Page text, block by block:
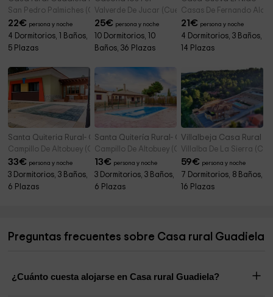
San Pedro Palmiches (Cuenca)
22€ persona y noche
4 Dormitorios, 1 Baños,
5 Plazas
Valverde De Jucar (Cuenca)
25€ persona y noche
10 Dormitorios, 10
Baños, 36 Plazas
Casas De Fernando
21€ persona y noche
4 Dormitorios, 3 Baños,
14 Plazas
Santa Quiteria Rural- Casa Quiteria
Campillo De Altobuey (Cuenca)
33€ persona y noche
3 Dormitorios, 3 Baños,
6 Plazas
Santa Quitería Rural- Casa La Ermita
Campillo De Altobuey (Cuenca)
13€ persona y noche
3 Dormitorios, 3 Baños,
6 Plazas
Villalbeja Casa Rural
Villalba De La Sierra
59€ persona y noche
7 Dormitorios, 8 Baños,
16 Plazas
Preguntas frecuentes sobre Casa rural Guadiela
¿Cuánto cuesta alojarse en Casa rural Guadiela?